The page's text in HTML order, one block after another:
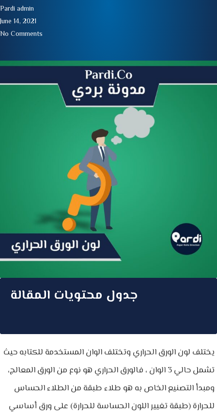
Pardi admin
June 14, 2021
No Comments
جدول محتويات المقالة
يختلف لون الورق الحراري وتختلف الوان المستخدمة للكتابه حيث
تشمل حالي 3 الوان ، فالورق الحراري هو نوع من الورق المعالج،
ومبدأ التصنيع الخاص به هو طلاء طبقة من الطلاء الحساس
للحرارة (طبقة تغيير اللون الحساسة للحرارة) على ورق أساسي